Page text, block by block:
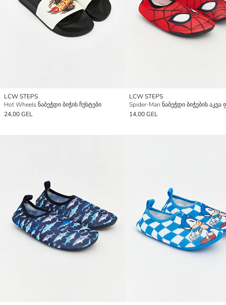
LCW STEPS
Hot Wheels ნაბეჭდი ბიჭის ჩუსტები
24,00 GEL
LCW STEPS
14,00 GEL